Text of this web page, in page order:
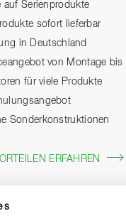
auf Serienprodukte
sofort lieferbar
in Deutschland
von Montage bis
für viele Produkte
Sonderkonstruktionen
ERFAHREN